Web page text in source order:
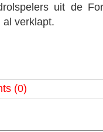
uit de
al verklapt.
(0)